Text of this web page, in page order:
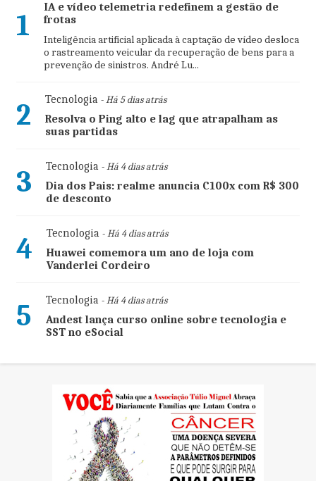
1
IA e vídeo telemetria redefinem a gestão de
frotas
Inteligência artificial aplicada à captação de vídeo desloca
o rastreamento veicular da recuperação de bens para a
prevenção de sinistros. André Lu...
2 Tecnologia- Há 5 dias atrás
Resolva o Ping alto e lag que atrapalham as
suas partidas
3 Tecnologia- Há 4 dias atrás
Dia dos Pais: realme anuncia C100x com R$ 300
de desconto
4 Tecnologia- Há 4 dias atrás
Huawei comemora um ano de loja com
Vanderlei Cordeiro
5 Tecnologia- Há 4 dias atrás
Andest lança curso online sobre tecnologia e
SST no eSocial